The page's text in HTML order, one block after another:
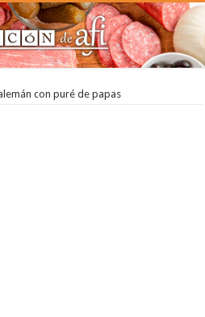
con puré de papas